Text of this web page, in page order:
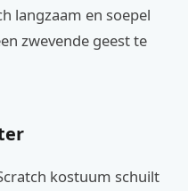
langzaam en soepel
zwevende geest te
kostuum schuilt